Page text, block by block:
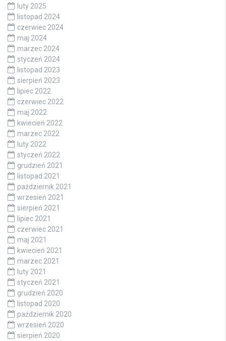
luty 2025
listopad 2024
czerwiec 2024
maj 2024
marzec 2024
styczeń 2024
listopad 2023
sierpień 2023
lipiec 2022
czerwiec 2022
maj 2022
kwiecień 2022
marzec 2022
luty 2022
styczeń 2022
grudzień 2021
listopad 2021
październik 2021
wrzesień 2021
sierpień 2021
lipiec 2021
czerwiec 2021
maj 2021
kwiecień 2021
marzec 2021
luty 2021
styczeń 2021
grudzień 2020
listopad 2020
październik 2020
wrzesień 2020
sierpień 2020